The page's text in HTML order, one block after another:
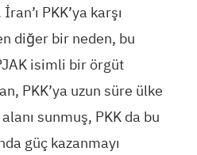
PKK’ya karşı
diğer bir neden, bu
isimli bir örgüt
PKK’ya uzun süre ülke
sunmuş, PKK da bu
güç kazanmayı